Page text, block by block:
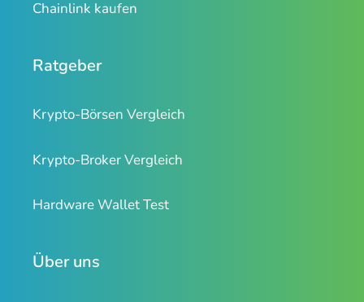
Chainlink kaufen
Ratgeber
Krypto-Börsen Vergleich
Krypto-Broker Vergleich
Hardware Wallet Test
Über uns